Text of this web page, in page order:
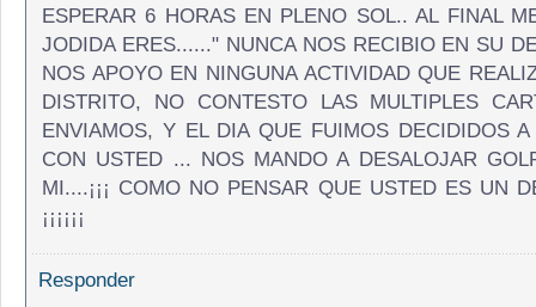
ESPERAR 6 HORAS EN PLENO SOL.. AL FINAL
JODIDA ERES......" NUNCA NOS RECIBIO EN SU
NOS APOYO EN NINGUNA ACTIVIDAD QUE
DISTRITO, NO CONTESTO LAS MULTIPLES
ENVIAMOS, Y EL DIA QUE FUIMOS DECIDIDOS A
CON USTED ... NOS MANDO A DESALOJAR
MI....¡¡¡ COMO NO PENSAR QUE USTED ES UN
¡¡¡¡¡¡
Responder